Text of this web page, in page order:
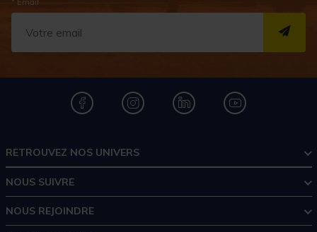
RETROUVEZ NOS UNIVERS
NOUS SUIVRE
NOUS REJOINDRE